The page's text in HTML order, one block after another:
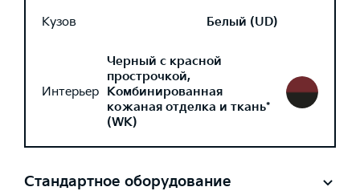
Кузов Белый (UD)
Интерьер
Черный с красной
прострочкой,
Комбинированная
кожаная отделка и ткань*
(WK)
Стандартное оборудование